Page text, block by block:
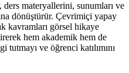
materyallerini, sunumları ve
dönüştürür. Çevrimiçi yapay
kavramları görsel hikaye
hem akademik hem de
ve öğrenci katılımını